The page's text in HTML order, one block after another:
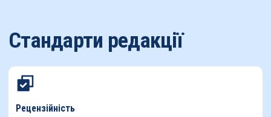
Стандарти редакції
Рецензійність